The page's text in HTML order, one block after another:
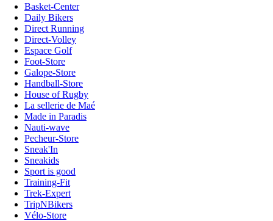
Basket-Center
Daily Bikers
Direct Running
Direct-Volley
Espace Golf
Foot-Store
Galope-Store
Handball-Store
House of Rugby
La sellerie de Maé
Made in Paradis
Nauti-wave
Pecheur-Store
Sneak'In
Sneakids
Sport is good
Training-Fit
Trek-Expert
TripNBikers
Vélo-Store